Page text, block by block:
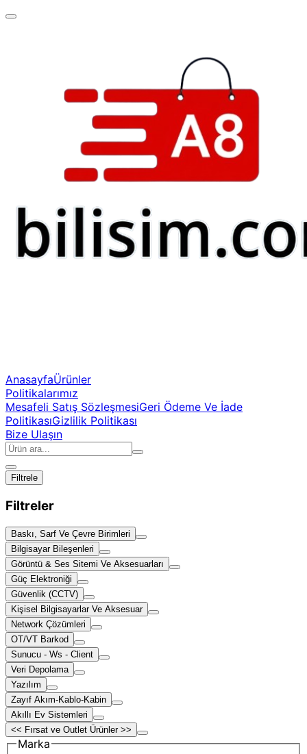
AnasayfaÜrünler
Politikalarımız
Mesafeli Satış SözleşmesiGeri Ödeme Ve İade
PolitikasıGizlilik Politikası
Bize Ulaşın
Filtrele
Filtreler
Baskı, Sarf Ve Çevre Birimleri
Bilgisayar Bileşenleri
Görüntü & Ses Sitemi Ve Aksesuarları
Güç Elektroniği
Güvenlik (CCTV)
Kişisel Bilgisayarlar Ve Aksesuar
Network Çözümleri
OT/VT Barkod
Sunucu - Ws - Client
Veri Depolama
Yazılım
Zayıf Akım-Kablo-Kabin
Akıllı Ev Sistemleri
<< Fırsat ve Outlet Ürünler >>
Marka